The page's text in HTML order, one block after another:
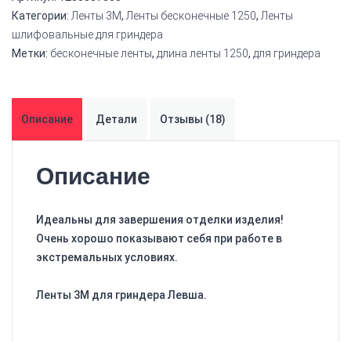
Категории: Ленты 3M, Ленты бесконечные 1250, Ленты
шлифовальные для гриндера
Метки: бесконечные ленты, длина ленты 1250, для гриндера
Описание Детали Отзывы (18)
Описание
Идеальны для завершения отделки изделия!
Очень хорошо показывают себя при работе в
экстремальных условиях.
Ленты 3М для гриндера Левша.